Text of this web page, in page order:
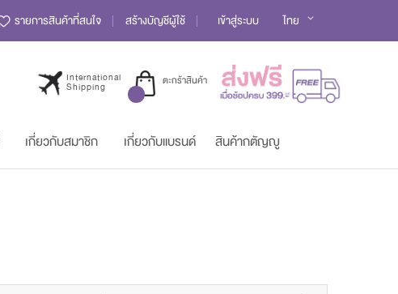
รายการสินค้าที่สนใจ สร้างบัญชีผู้ใช้ เข้าสู่ระบบ Language
ไทย
International
Shipping ตะกร้าสินค้า
เกี่ยวกับสมาชิก เกี่ยวกับแบรนด์ สินค้ากตัญญู